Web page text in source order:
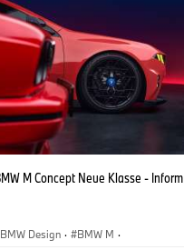
M Concept Neue Klasse - Inform
BMW Design · BMW M ·